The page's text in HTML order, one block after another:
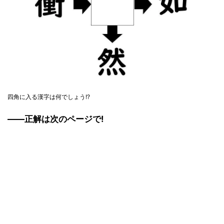
四角に入る漢字は何でしょう!?
――正解は次のページで!